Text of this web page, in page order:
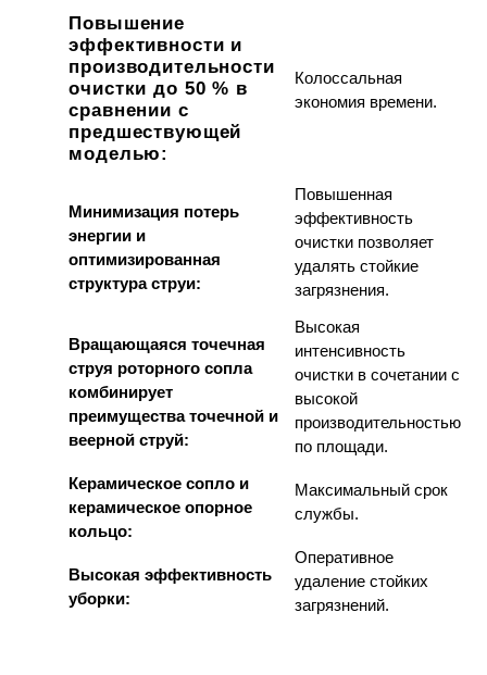
Повышение
эффективности и
производительности
очистки до 50 % в
сравнении с
предшествующей
моделью:
Колоссальная
экономия времени.
Минимизация потерь
энергии и
оптимизированная
структура струи:
Повышенная
эффективность
очистки позволяет
удалять стойкие
загрязнения.
Вращающаяся точечная
струя роторного сопла
комбинирует
преимущества точечной и
веерной струй:
Высокая
интенсивность
очистки в сочетании с
высокой
производительностью
по площади.
Керамическое сопло и
керамическое опорное
кольцо:
Максимальный срок
службы.
Высокая эффективность
уборки:
Оперативное
удаление стойких
загрязнений.